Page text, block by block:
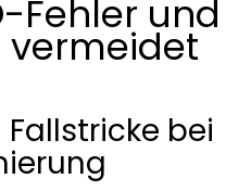
Fehler und
vermeidet
bei